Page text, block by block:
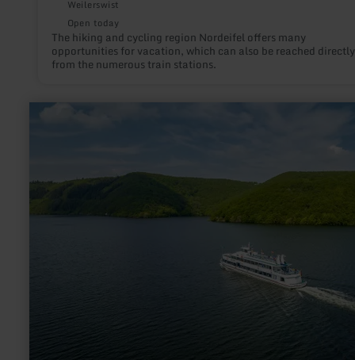
Weilerswist
Open today
The hiking and cycling region Nordeifel offers many
opportunities for vacation, which can also be reached directly
from the numerous train stations.
learn